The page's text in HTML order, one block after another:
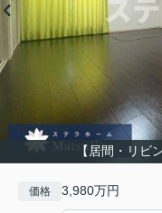
【居間・リビ
価格 3,980万円